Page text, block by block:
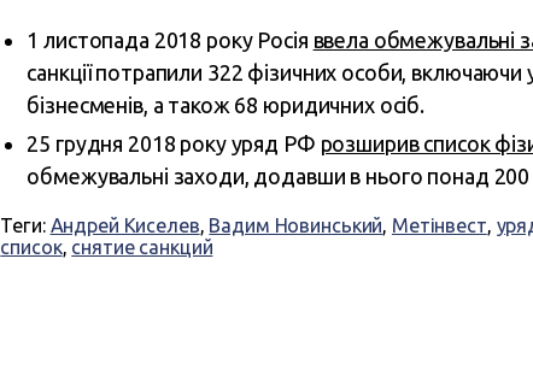
1 листопада 2018 року Росія ввела обмежувальні
санкції потрапили 322 фізичних особи, включаючи
бізнесменів, а також 68 юридичних осіб.
25 грудня 2018 року уряд РФ розширив список
обмежувальні заходи, додавши в нього понад 200
Теги: Андрей Киселев, Вадим Новинський, Метінвест,
список, снятие санкций